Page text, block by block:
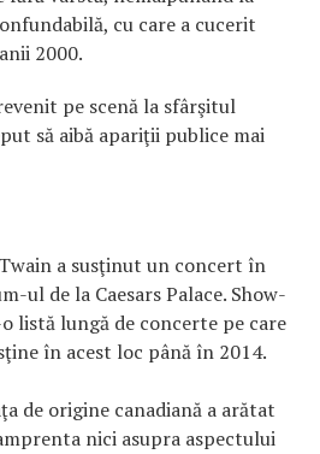
cu care a cucerit
2000.
pe scenă la sfârşitul
să aibă apariţii publice mai
a susţinut un concert în
ul de la Caesars Palace. Show-
listă lungă de concerte pe care
în acest loc până în 2014.
de origine canadiană a arătat
nici asupra aspectului